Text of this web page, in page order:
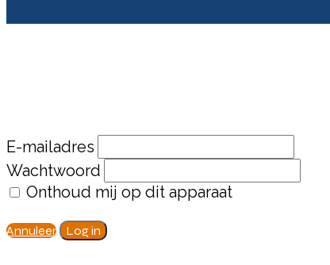
E-mailadres
Wachtwoord
Onthoud mij op dit apparaat
Annuleer Log in